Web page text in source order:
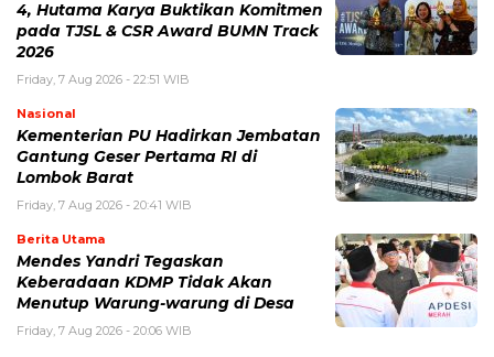
4, Hutama Karya Buktikan Komitmen
pada TJSL & CSR Award BUMN Track
2026
Friday, 7 Aug 2026 - 22:51 WIB
Nasional
Kementerian PU Hadirkan Jembatan
Gantung Geser Pertama RI di
Lombok Barat
Friday, 7 Aug 2026 - 20:41 WIB
Berita Utama
Mendes Yandri Tegaskan
Keberadaan KDMP Tidak Akan
Menutup Warung-warung di Desa
Friday, 7 Aug 2026 - 20:06 WIB